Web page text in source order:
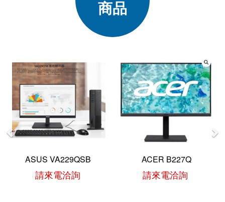
商品
ASUS VA229QSB
請來電洽詢
ACER B227Q
請來電洽詢